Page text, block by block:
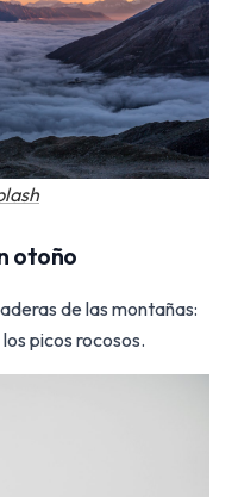
otoño
de las montañas:
picos rocosos.